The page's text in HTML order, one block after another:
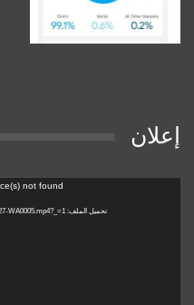
إعلان
not found
تحميل الملف: https://maacom.ma/wp-content/uploads/2026/07/VID-20260727-WA0005.mp4?_=1